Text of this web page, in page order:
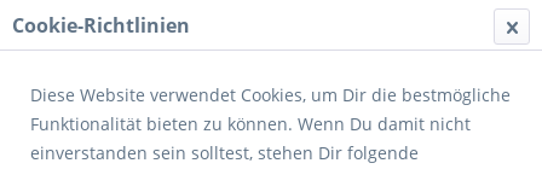
Menü
Übersicht Jugendbälle
Cookie-Richtlinien
Diese Website verwendet Cookies, um Dir die bestmögliche
Funktionalität bieten zu können. Wenn Du damit nicht
einverstanden sein solltest, stehen Dir folgende